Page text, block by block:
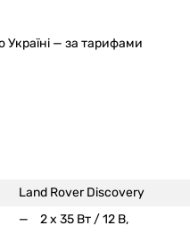
— за тарифами
Land Rover Discovery
2 x 35 Вт / 12 В,